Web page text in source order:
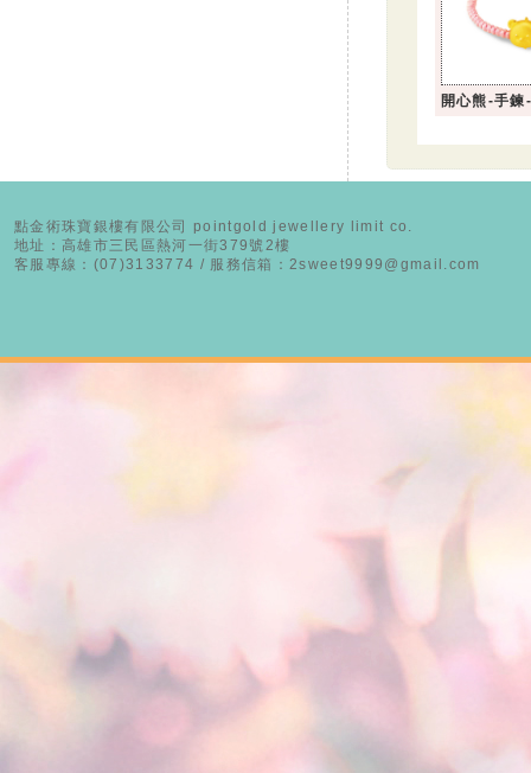
開心熊-手
點金術珠寶銀樓有限公司 pointgold jewellery limit co.
地址：高雄市三民區熱河一街379號2樓
客服專線：(07)3133774 / 服務信箱：2sweet9999@gmail.com